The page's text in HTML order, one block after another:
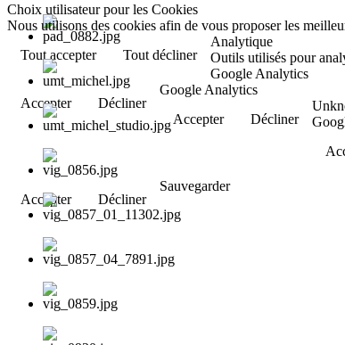
Choix utilisateur pour les Cookies
Nous utilisons des cookies afin de vous proposer les
Tout accepter
Tout décliner
Analytique
Outils utilisés pour
Google Analytics
Accepter
Décliner
Google Analytics
Accepter
Décliner
Accepter
Décliner
Sauvegarder